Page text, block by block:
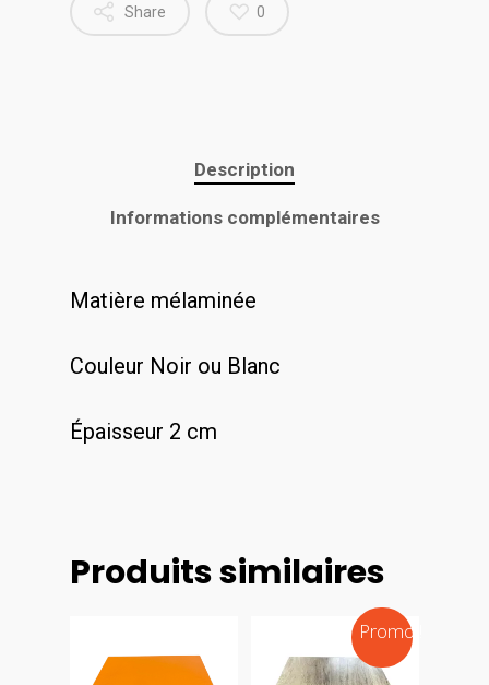
Share 0
Description
Informations complémentaires
Matière mélaminée
Couleur Noir ou Blanc
Épaisseur 2 cm
Produits similaires
Promo !